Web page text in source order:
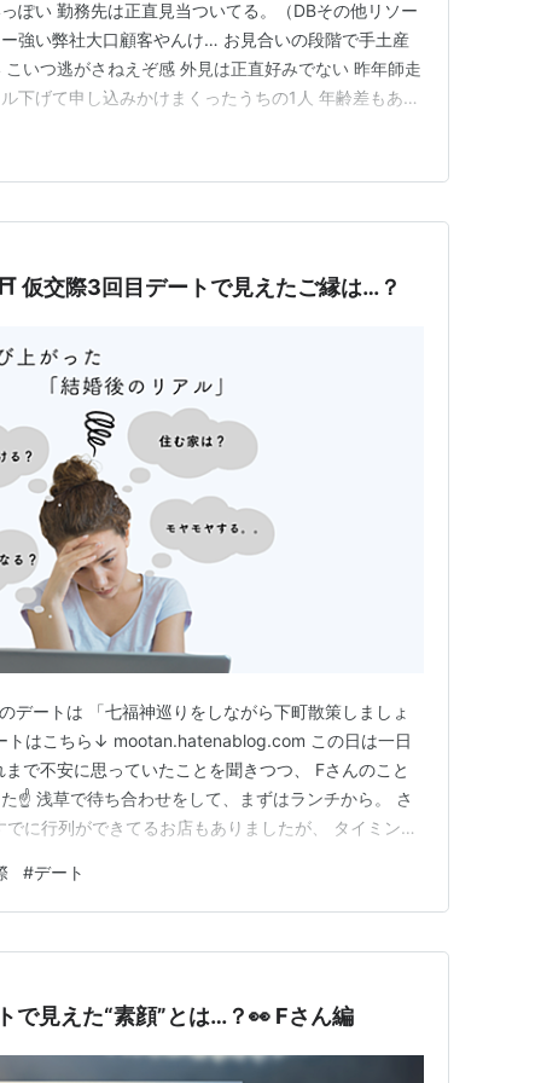
ぽい 勤務先は正直見当ついてる。（DBその他リソー
強い弊社大口顧客やんけ… お見合いの段階で手土産
いつ逃がさねえぞ感 外見は正直好みでない 昨年師走
下げて申し込みかけまくったうちの1人 年齢差もあっ
厳しい基準が…
仮交際3回目デートで見えたご縁は…？
デートは 「七福神巡りをしながら下町散策しましょ
トはこちら↓ mootan.hatenablog.com この日は一日
で不安に思っていたことを聞きつつ、 Fさんのこと
☝️ 浅草で待ち合わせをして、まずはランチから。 さ
に行列ができてるお店もありましたが、 タイミング
みました。 そして、いざ七福神巡りへ🏃‍♀️ 街並みを眺
#デート
で見えた“素顔”とは…？👀 Fさん編